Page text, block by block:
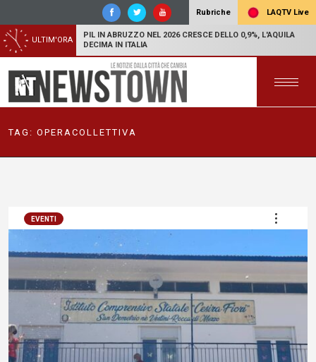
Rubriche LAQTV Live
ULTIM'ORA
PIL IN ABRUZZO NEL 2026 CRESCE DELLO 0,9%, L'AQUILA
DECIMA IN ITALIA
TAG: OPERACOLLETTIVA
EVENTI